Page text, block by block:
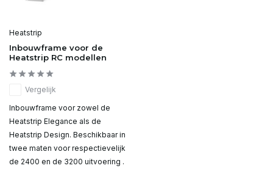
Heatstrip
Inbouwframe voor de
Heatstrip RC modellen
Vergelijk
Inbouwframe voor zowel de
Heatstrip Elegance als de
Heatstrip Design. Beschikbaar in
twee maten voor respectievelijk
de 2400 en de 3200 uitvoering .